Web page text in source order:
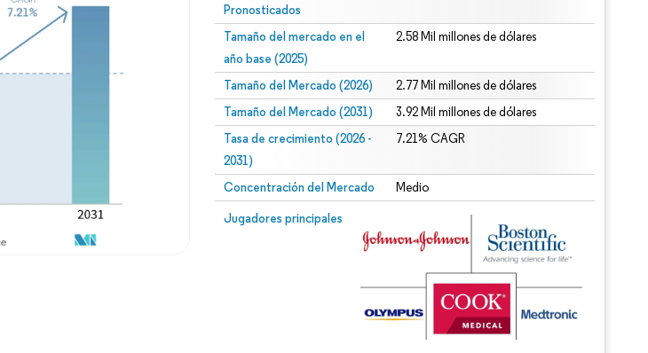
Pronosticados
Tamaño del mercado en el
año base (2025)
2.58 Mil millones de dólares
Tamaño del Mercado (2026) 2.77 Mil millones de dólares
Tamaño del Mercado (2031) 3.92 Mil millones de dólares
Tasa de crecimiento (2026 -
2031)
7.21% CAGR
Concentración del Mercado Medio
Jugadores principales
Imagen © Mordor Intelligence. El uso requiere atribución según CC BY 4.0.
Imagen © Mordor Intelligence. El uso requiere atribución según CC BY 4.0.